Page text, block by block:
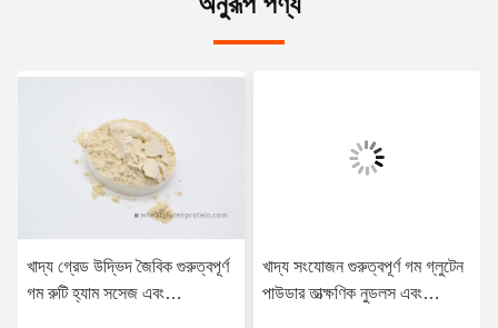
খাদ্য গ্রেড উদ্ভিদ জৈবিক গুরুত্বপূর্ণ
গম রুটি হ্যাম সসেজ এবং
খাদ্য সংযোজন গুরুত্বপূর্ণ গম গ্লুটেন
পাউডার তাত্ক্ষণিক নুডলস এবং